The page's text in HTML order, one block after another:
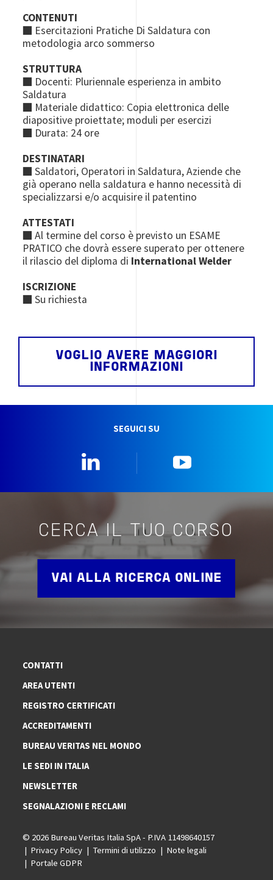
CONTENUTI
■ Esercitazioni Pratiche Di Saldatura con
metodologia arco sommerso
STRUTTURA
■ Docenti: Pluriennale esperienza in ambito
Saldatura
■ Materiale didattico: Copia elettronica delle
diapositive proiettate; moduli per esercizi
■ Durata: 24 ore
DESTINATARI
■ Saldatori, Operatori in Saldatura, Aziende che
già operano nella saldatura e hanno necessità di
specializzarsi e/o acquisire il patentino
ATTESTATI
■ Al termine del corso è previsto un ESAME
PRATICO che dovrà essere superato per ottenere
il rilascio del diploma di International Welder
ISCRIZIONE
■ Su richiesta
VOGLIO AVERE MAGGIORI
INFORMAZIONI
SEGUICI SU
CERCA IL TUO CORSO
VAI ALLA RICERCA ONLINE
CONTATTI
AREA UTENTI
REGISTRO CERTIFICATI
ACCREDITAMENTI
BUREAU VERITAS NEL MONDO
LE SEDI IN ITALIA
NEWSLETTER
SEGNALAZIONI E RECLAMI
© 2026 Bureau Veritas Italia SpA - P.IVA 11498640157
Privacy Policy
Termini di utilizzo
Note legali
Portale GDPR